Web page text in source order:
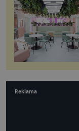
Reklama